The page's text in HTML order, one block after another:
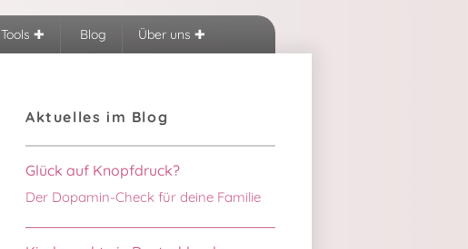
Tools Blog Über uns
Aktuelles im Blog
Glück auf Knopfdruck?
Der Dopamin-Check für deine Familie